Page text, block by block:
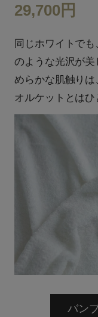
29,700円
同じホワイトで
のような光沢が
めらかな肌触りは
オルケットとはひ
バン